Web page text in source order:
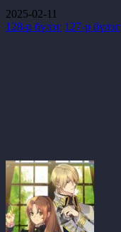
2025-02-11
128-р бүлэг 127-р бүлэг